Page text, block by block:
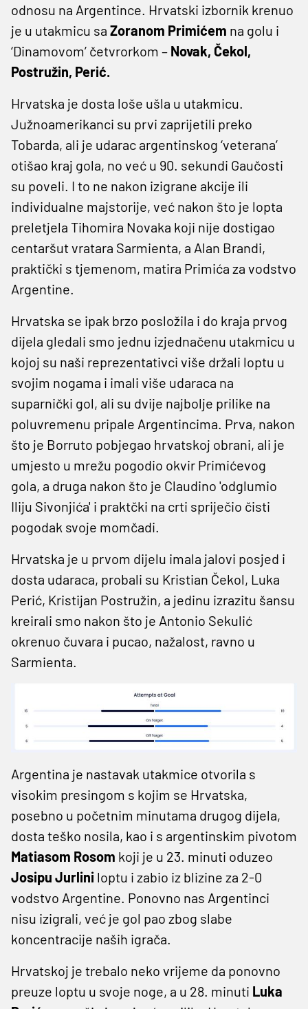
odnosu na Argentince. Hrvatski izbornik krenuo
je u utakmicu sa Zoranom Primićem na golu i
‘Dinamovom’ četvrorkom – Novak, Čekol,
Postružin, Perić.
Hrvatska je dosta loše ušla u utakmicu.
Južnoamerikanci su prvi zaprijetili preko
Tobarda, ali je udarac argentinskog ‘veterana’
otišao kraj gola, no već u 90. sekundi Gaučosti
su poveli. I to ne nakon izigrane akcije ili
individualne majstorije, već nakon što je lopta
preletjela Tihomira Novaka koji nije dostigao
centaršut vratara Sarmienta, a Alan Brandi,
praktički s tjemenom, matira Primića za vodstvo
Argentine.
Hrvatska se ipak brzo posložila i do kraja prvog
dijela gledali smo jednu izjednačenu utakmicu u
kojoj su naši reprezentativci više držali loptu u
svojim nogama i imali više udaraca na
suparnički gol, ali su dvije najbolje prilike na
poluvremenu pripale Argentincima. Prva, nakon
što je Borruto pobjegao hrvatskoj obrani, ali je
umjesto u mrežu pogodio okvir Primićevog
gola, a druga nakon što je Claudino 'odglumio
Iliju Sivonjića' i praktčki na crti spriječio čisti
pogodak svoje momčadi.
Hrvatska je u prvom dijelu imala jalovi posjed i
dosta udaraca, probali su Kristian Čekol, Luka
Perić, Kristijan Postružin, a jedinu izrazitu šansu
kreirali smo nakon što je Antonio Sekulić
okrenuo čuvara i pucao, nažalost, ravno u
Sarmienta.
Argentina je nastavak utakmice otvorila s
visokim presingom s kojim se Hrvatska,
posebno u početnim minutama drugog dijela,
dosta teško nosila, kao i s argentinskim pivotom
Matiasom Rosom koji je u 23. minuti oduzeo
Josipu Jurlini loptu i zabio iz blizine za 2-0
vodstvo Argentine. Ponovno nas Argentinci
nisu izigrali, već je gol pao zbog slabe
koncentracije naših igrača.
Hrvatskoj je trebalo neko vrijeme da ponovno
preuze loptu u svoje noge, a u 28. minuti Luka